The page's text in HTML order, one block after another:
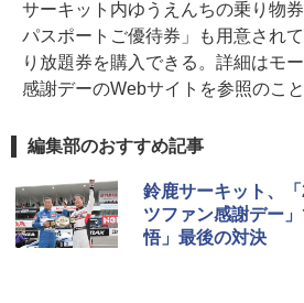
サーキット内ゆうえんちの乗り物
パスポートご優待券」も用意され
り放題券を購入できる。詳細はモ
感謝デーのWebサイトを参照のこと
編集部のおすすめ記事
鈴鹿サーキット、
ツファン感謝デー
悟」最後の対決